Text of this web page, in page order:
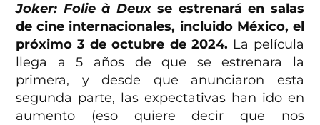
Joker: Folie à Deux se estrenará en salas
de cine internacionales, incluido México, el
próximo 3 de octubre de 2024. La película
llega a 5 años de que se estrenara la
primera, y desde que anunciaron esta
segunda parte, las expectativas han ido en
aumento (eso quiere decir que nos